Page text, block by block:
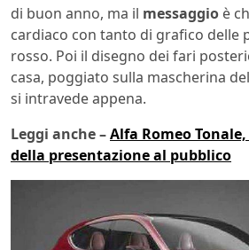
di buon anno, ma il messaggio è
cardiaco con tanto di grafico delle
rosso. Poi il disegno dei fari
casa, poggiato sulla mascherina
si intravede appena.
Leggi anche –Alfa Romeo
della presentazione al pubblico